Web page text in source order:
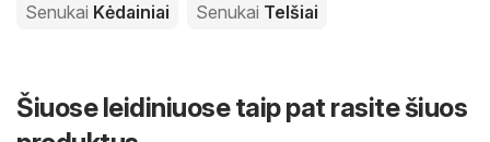
Senukai Kėdainiai Senukai Telšiai
Šiuose leidiniuose taip pat rasite šiuos